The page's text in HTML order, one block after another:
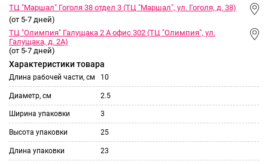
ТЦ "Маршал" Гоголя 38 отдел 3 (ТЦ "Маршал", ул. Гоголя, д. 38)
(от 5-7 дней)
ТЦ "Олимпия" Галущака 2 А офис 302 (ТЦ "Олимпия", ул.
Галущака, д. 2А)
(от 5-7 дней)
Характеристики товара
Длина рабочей части, см 10
Диаметр, см 2.5
Ширина упаковки 3
Высота упаковки 25
Длина упаковки 23